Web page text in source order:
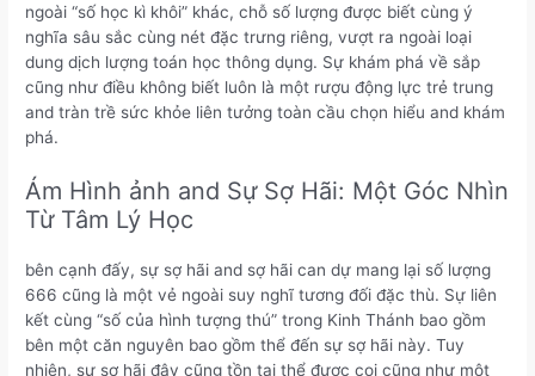
ngoài “số học kì khôi” khác, chỗ số lượng được biết cùng ý
nghĩa sâu sắc cùng nét đặc trưng riêng, vượt ra ngoài loại
dung dịch lượng toán học thông dụng. Sự khám phá về sắp
cũng như điều không biết luôn là một rượu động lực trẻ trung
and tràn trề sức khỏe liên tưởng toàn cầu chọn hiểu and khám
phá.
Ám Hình ảnh and Sự Sợ Hãi: Một Góc Nhìn
Từ Tâm Lý Học
bên cạnh đấy, sự sợ hãi and sợ hãi can dự mang lại số lượng
666 cũng là một vẻ ngoài suy nghĩ tương đối đặc thù. Sự liên
kết cùng “số của hình tượng thú” trong Kinh Thánh bao gồm
bên một căn nguyên bao gồm thể đến sự sợ hãi này. Tuy
nhiên, sự sợ hãi đây cũng tồn tại thể được coi cũng như một